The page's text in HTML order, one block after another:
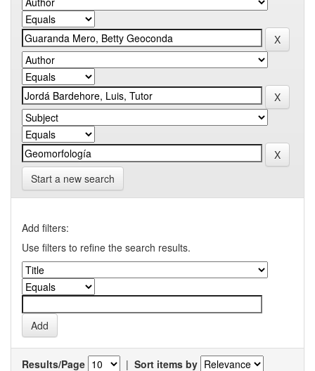
Start a new search
Add filters:
Use filters to refine the search results.
Results/Page | Sort items by